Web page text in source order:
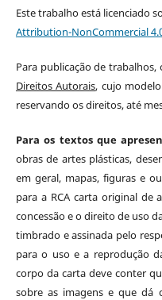
Este trabalho está licenciado
Attribution-NonCommercial
Para publicação de
Direitos Autorais, cujo
reservando os direitos, até
Para os textos que
obras de artes plásticas,
em geral, mapas, figuras e
para a RCA carta original de
concessão e o direito de uso
timbrado e assinada pelo
para o uso e a reprodução
corpo da carta deve conter
sobre as imagens e que dá